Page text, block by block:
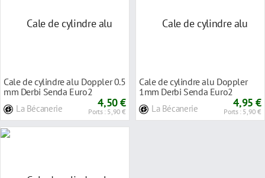
Cale de cylindre alu Doppler 0.5
mm Derbi Senda Euro2
La Bécanerie 4,50 €
Ports : 5,90 €
Cale de cylindre alu Doppler
1mm Derbi Senda Euro2
La Bécanerie 4,95 €
Ports : 5,90 €